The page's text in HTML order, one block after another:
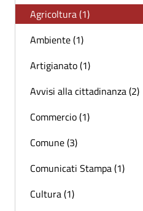
Agricoltura (1)
Ambiente (1)
Artigianato (1)
Avvisi alla cittadinanza (2)
Commercio (1)
Comune (3)
Comunicati Stampa (1)
Cultura (1)